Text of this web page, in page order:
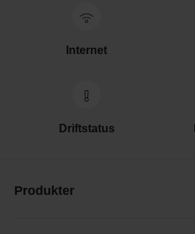
Internet
Driftstatus
Produkter